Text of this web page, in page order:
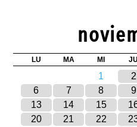
LU MA MI JU
1 2
6
7 8 9
13
14 15
20
21 22